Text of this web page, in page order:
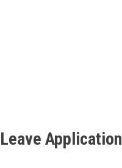
Leave Application